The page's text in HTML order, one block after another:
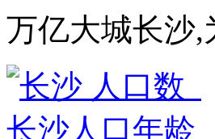
万亿大城长沙,